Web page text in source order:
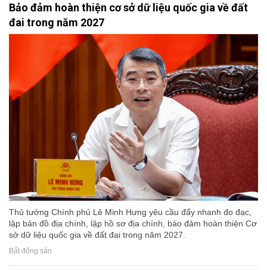
Bảo đảm hoàn thiện cơ sở dữ liệu quốc gia về đất
đai trong năm 2027
Thủ tướng Chính phủ Lê Minh Hưng yêu cầu đẩy nhanh đo đạc,
lập bản đồ địa chính, lập hồ sơ địa chính, bảo đảm hoàn thiện Cơ
sở dữ liệu quốc gia về đất đai trong năm 2027.
Bất động sản